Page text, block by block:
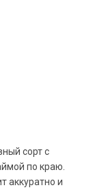
сорт с
по краю.
аккуратно и